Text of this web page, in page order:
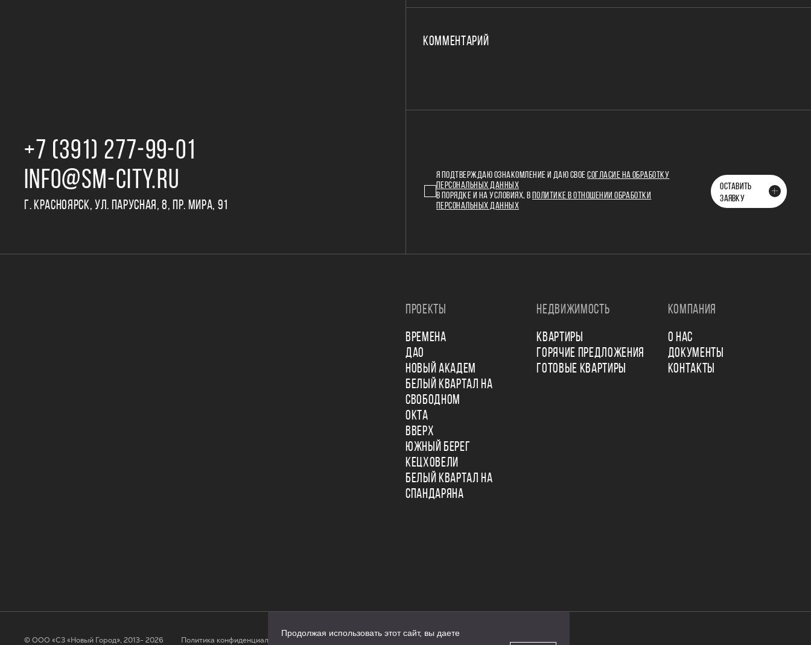
+7 (391) 277‒99‒01
INFO@SM-CITY.RU
Г. КРАСНОЯРСК, УЛ. ПАРУСНАЯ, 8, ПР. МИРА, 91
КОММЕНТАРИЙ
Я ПОДТВЕРЖДАЮ ОЗНАКОМЛЕНИЕ И ДАЮ СВОЕСОГЛАСИЕ НА ОБРАБОТКУ
ПЕРСОНАЛЬНЫХ ДАННЫХ
В ПОРЯДКЕ И НА УСЛОВИЯХ, В
ПОЛИТИКЕ В ОТНОШЕНИИ ОБРАБОТКИ
ПЕРСОНАЛЬНЫХ ДАННЫХ
ОСТАВИТЬ
ЗАЯВКУ
ПРОЕКТЫ
ВРЕМЕНА
ДАО
НОВЫЙ АКАДЕМ
БЕЛЫЙ КВАРТАЛ НА
СВОБОДНОМ
ОКТА
ВВЕРХ
ЮЖНЫЙ БЕРЕГ
КЕЦХОВЕЛИ
БЕЛЫЙ КВАРТАЛ НА
СПАНДАРЯНА
НЕДВИЖИМОСТЬ
КВАРТИРЫ
ГОРЯЧИЕ ПРЕДЛОЖЕНИЯ
ГОТОВЫЕ КВАРТИРЫ
КОМПАНИЯ
О НАС
ДОКУМЕНТЫ
КОНТАКТЫ
© ООО «СЗ «Новый Город», 2013- 2026
Политика конфиденциальности
Продолжая использовать этот сайт, вы даете